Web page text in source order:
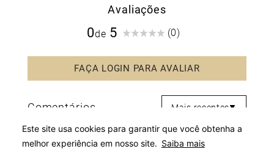
Este site usa cookies para garantir que você obtenha a
melhor experiência em nosso site. Saiba mais
Avaliações
0 (0)
Mais recentes
Nenhuma avaliação